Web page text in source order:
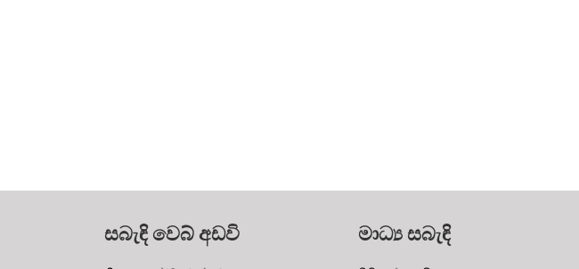
සබැඳි වෙබ් අඩවි මාධ්‍ය සබැඳි